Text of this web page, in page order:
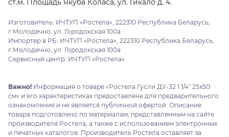
ст.м. Площадь Якуба Коласа, ул. Гикало д. 4.
Изготовитель: ИЧТУП «Ростела», 222310 Республика Беларусь,
г.Молодечно, ул. Городокская 100а
Импортер в РБ: ИЧТУП «Ростела», 222310 Республика Беларусь,
г.Молодечно, ул. Городокская 100а
Сервисный центр: ИЧТУП «Ростела»
Важно! Информация о товаре «Ростела Гусли ДУ-32 1 1/4" 25x50
см» и его характеристиках предоставлена для предварительного
ознакомления и не является публичной офертой. Описание
товара подготовлено по материалам, представленным на сайте
производителя Ростела, а также с использованием электронных
и печатных каталогов. Производитель Ростела оставляет за